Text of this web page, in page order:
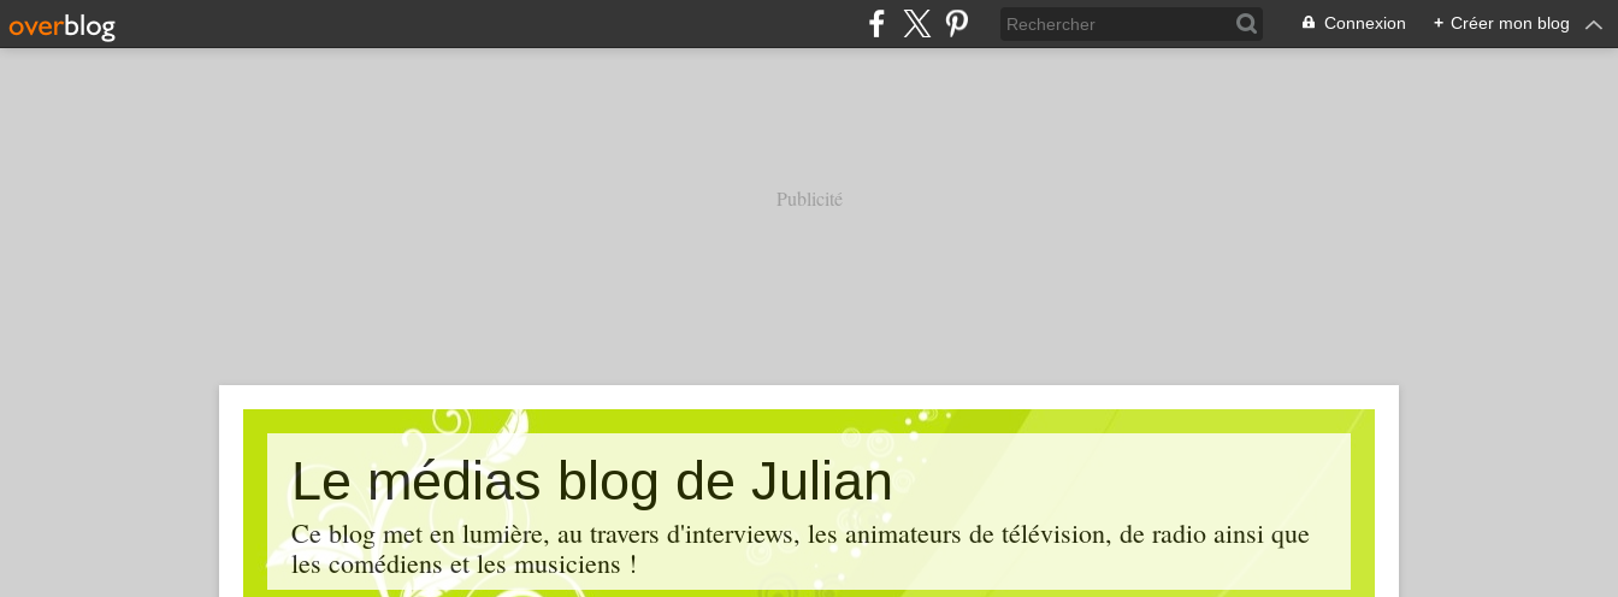
Connexion + Créer mon blog
Publicité
Le médias blog de Julian
Ce blog met en lumière, au travers d'interviews, les animateurs de télévision, de radio ainsi que
les comédiens et les musiciens !